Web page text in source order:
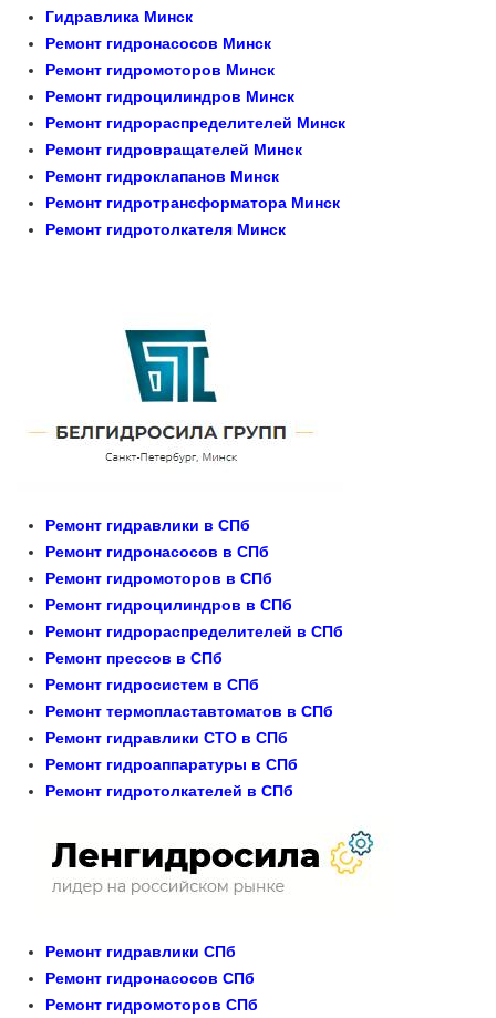
Гидравлика Минск
Ремонт гидронасосов Минск
Ремонт гидромоторов Минск
Ремонт гидроцилиндров Минск
Ремонт гидрораспределителей Минск
Ремонт гидровращателей Минск
Ремонт гидроклапанов Минск
Ремонт гидротрансформатора Минск
Ремонт гидротолкателя Минск
Ремонт гидравлики в СПб
Ремонт гидронасосов в СПб
Ремонт гидромоторов в СПб
Ремонт гидроцилиндров в СПб
Ремонт гидрораспределителей в СПб
Ремонт прессов в СПб
Ремонт гидросистем в СПб
Ремонт термопластавтоматов в СПб
Ремонт гидравлики СТО в СПб
Ремонт гидроаппаратуры в СПб
Ремонт гидротолкателей в СПб
Ремонт гидравлики СПб
Ремонт гидронасосов СПб
Ремонт гидромоторов СПб